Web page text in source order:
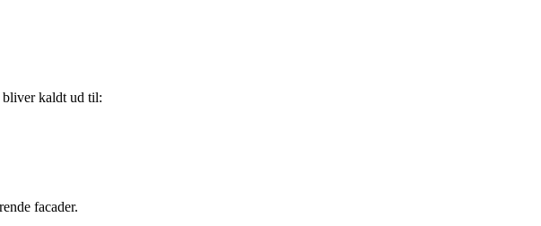
bliver kaldt ud til:
facader.